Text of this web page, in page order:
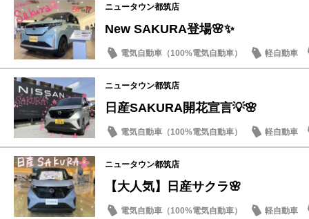
ニュータウン都筑店
New SAKURA登場🌸✨
電気自動車（100%電気自動車）
軽自動車
話題の情報
ニュータウン都筑店
日産SAKURA開花宣言💡🌸
電気自動車（100%電気自動車）
軽自動車
話題の情報
ニュータウン都筑店
【大人気】日産サクラ🌸
電気自動車（100%電気自動車） 軽自動車